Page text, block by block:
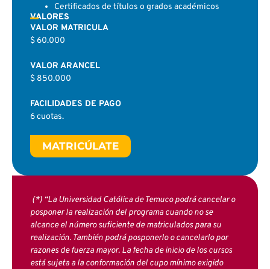
Certificados de títulos o grados académicos
VALORES
VALOR MATRICULA
$ 60.000
VALOR ARANCEL
$ 850.000
FACILIDADES DE PAGO
6 cuotas.
MATRICÚLATE
(*) “La Universidad Católica de Temuco podrá cancelar o
posponer la realización del programa cuando no se
alcance el número suficiente de matriculados para su
realización. También podrá posponerlo o cancelarlo por
razones de fuerza mayor. La fecha de inicio de los cursos
está sujeta a la conformación del cupo mínimo exigido